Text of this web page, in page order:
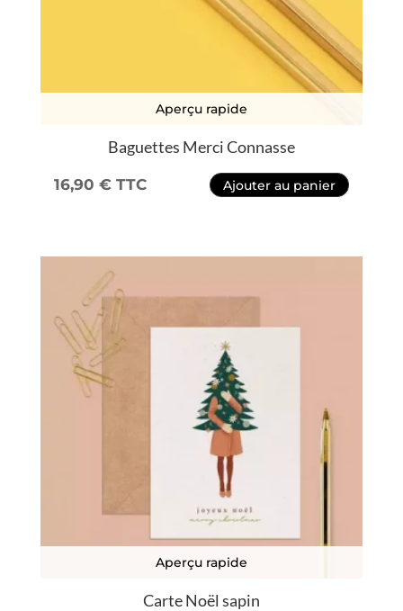
Aperçu rapide
Baguettes Merci Connasse
16,90 € TTC Ajouter au panier
Aperçu rapide
Carte Noël sapin